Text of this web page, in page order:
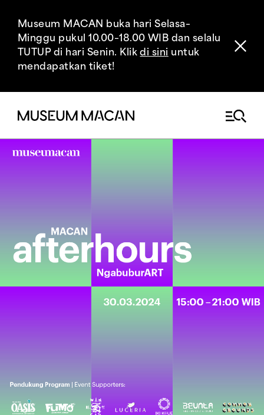
Museum MACAN buka hari Selasa–
Minggu pukul 10.00–18.00 WIB dan selalu
TUTUP di hari Senin. Klikdi sini untuk
mendapatkan tiket!